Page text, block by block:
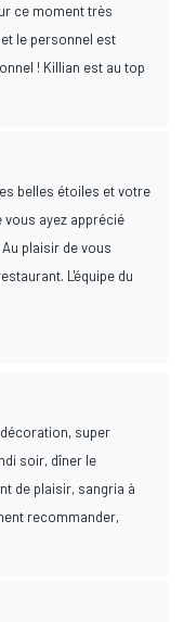
ce moment très
le personnel est
! Killian est au top
belles étoiles et votre
ayez apprécié
plaisir de vous
L'équipe du
super
soir, dîner le
de plaisir, sangria à
recommander,